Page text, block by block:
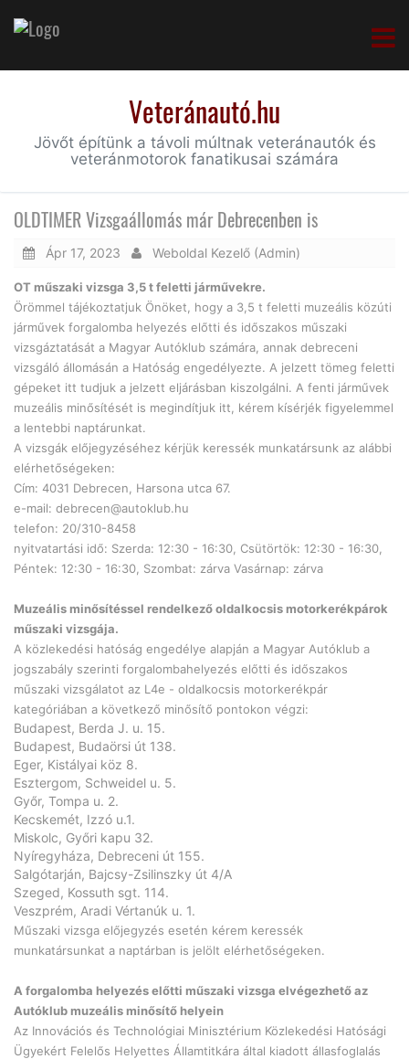
Veteránautó.hu
Jövőt építünk a távoli múltnak veteránautók és
veteránmotorok fanatikusai számára
OLDTIMER Vizsgaállomás már Debrecenben is
Ápr 17, 2023 Weboldal Kezelő (Admin)
OT műszaki vizsga 3,5 t feletti járművekre.
Örömmel tájékoztatjuk Önöket, hogy a 3,5 t feletti muzeális közúti
járművek forgalomba helyezés előtti és időszakos műszaki
vizsgáztatását a Magyar Autóklub számára, annak debreceni
vizsgáló állomásán a Hatóság engedélyezte. A jelzett tömeg feletti
gépeket itt tudjuk a jelzett eljárásban kiszolgálni. A fenti járművek
muzeális minősítését is megindítjuk itt, kérem kísérjék figyelemmel
a lentebbi naptárunkat.
A vizsgák előjegyzéséhez kérjük keressék munkatársunk az alábbi
elérhetőségeken:
Cím: 4031 Debrecen, Harsona utca 67.
e-mail: debrecen@autoklub.hu
telefon: 20/310-8458
nyitvatartási idő: Szerda: 12:30 - 16:30, Csütörtök: 12:30 - 16:30,
Péntek: 12:30 - 16:30, Szombat: zárva Vasárnap: zárva
Muzeális minősítéssel rendelkező oldalkocsis motorkerékpárok
műszaki vizsgája.
A közlekedési hatóság engedélye alapján a Magyar Autóklub a
jogszabály szerinti forgalombahelyezés előtti és időszakos
műszaki vizsgálatot az L4e - oldalkocsis motorkerékpár
kategóriában a következő minősítő pontokon végzi:
Budapest, Berda J. u. 15.
Budapest, Budaörsi út 138.
Eger, Kistályai köz 8.
Esztergom, Schweidel u. 5.
Győr, Tompa u. 2.
Kecskemét, Izzó u.1.
Miskolc, Győri kapu 32.
Nyíregyháza, Debreceni út 155.
Salgótarján, Bajcsy-Zsilinszky út 4/A
Szeged, Kossuth sgt. 114.
Veszprém, Aradi Vértanúk u. 1.
Műszaki vizsga előjegyzés esetén kérem keressék
munkatársunkat a naptárban is jelölt elérhetőségeken.
A forgalomba helyezés előtti műszaki vizsga elvégezhető az
Autóklub muzeális minősítő helyein
Az Innovációs és Technológiai Minisztérium Közlekedési Hatósági
Ügyekért Felelős Helyettes Államtitkára által kiadott állasfoglalás